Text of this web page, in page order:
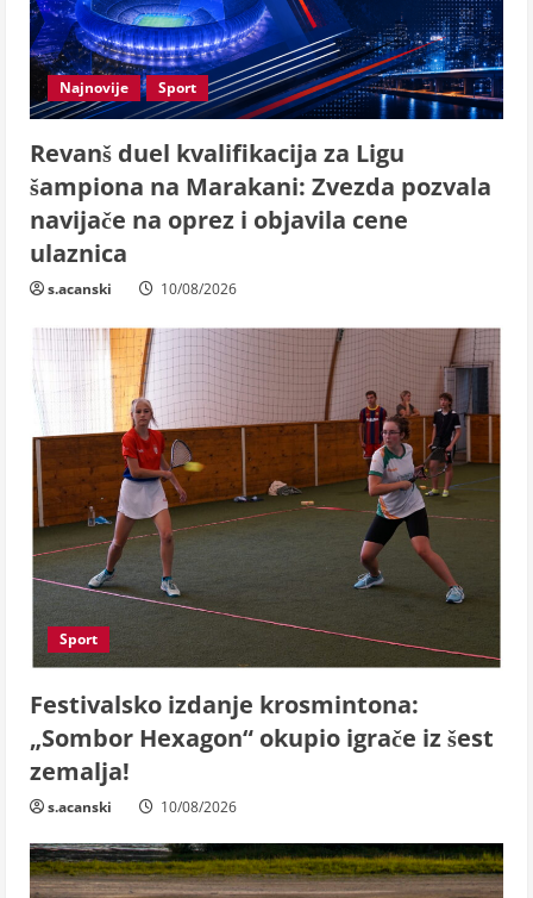
Najnovije Sport
Revanš duel kvalifikacija za Ligu
šampiona na Marakani: Zvezda pozvala
navijače na oprez i objavila cene
ulaznica
s.acanski 10/08/2026
Sport
Festivalsko izdanje krosmintona:
„Sombor Hexagon“ okupio igrače iz šest
zemalja!
s.acanski 10/08/2026